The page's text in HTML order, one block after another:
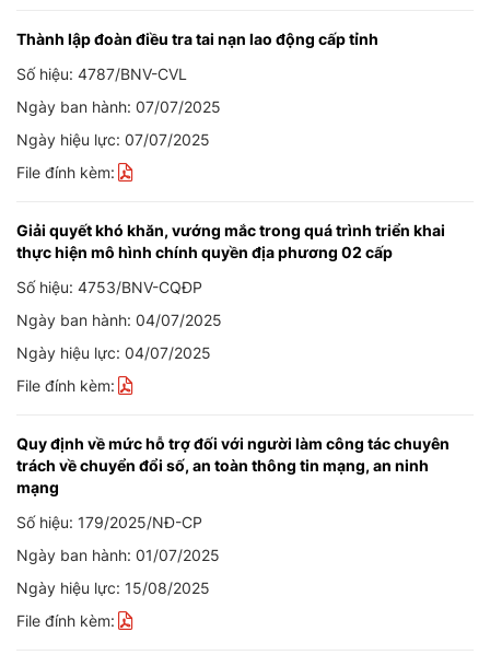
Thành lập đoàn điều tra tai nạn lao động cấp tỉnh
Số hiệu: 4787/BNV-CVL
Ngày ban hành: 07/07/2025
Ngày hiệu lực: 07/07/2025
File đính kèm:
Giải quyết khó khăn, vướng mắc trong quá trình triển khai
thực hiện mô hình chính quyền địa phương 02 cấp
Số hiệu: 4753/BNV-CQĐP
Ngày ban hành: 04/07/2025
Ngày hiệu lực: 04/07/2025
File đính kèm:
Quy định về mức hỗ trợ đối với người làm công tác chuyên
trách về chuyển đổi số, an toàn thông tin mạng, an ninh
mạng
Số hiệu: 179/2025/NĐ-CP
Ngày ban hành: 01/07/2025
Ngày hiệu lực: 15/08/2025
File đính kèm: